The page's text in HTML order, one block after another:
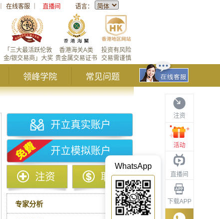
在线客服 直播间 语言：
投资有风险
交易需谨慎
香港海关A类
贵金属交易证书
「三大最活跃伦敦
金/银交易商」大奖
领峰学院 常见问题
注资
活动
直播间
下载APP
WhatsApp
开立真实账户
开立模拟账户
注资 取款
专家分析